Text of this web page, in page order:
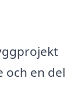
och en del